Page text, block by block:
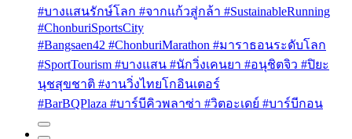
#บางแสนรักษ์โลก #จากแก้วสู่กล้า #SustainableRunning
#ChonburiSportsCity
#Bangsaen42 #ChonburiMarathon #มาราธอนระดับโลก
#SportTourism #บางแสน #นักวิ่งเคนยา #อนุชิตจิว #ปิยะ
นุชสุขชาติ #งานวิ่งไทยโกอินเตอร์
#BarBQPlaza #บาร์บีคิวพลาซ่า #วิตอะเดย์ #บาร์บีกอน